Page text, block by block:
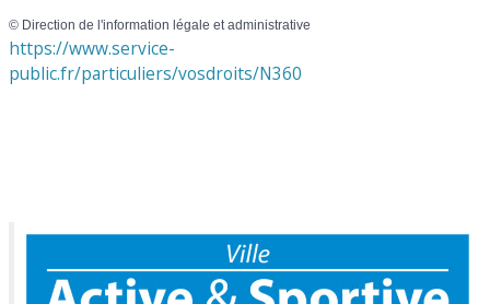
© Direction de l'information légale et administrative
https://www.service-
public.fr/particuliers/vosdroits/N360